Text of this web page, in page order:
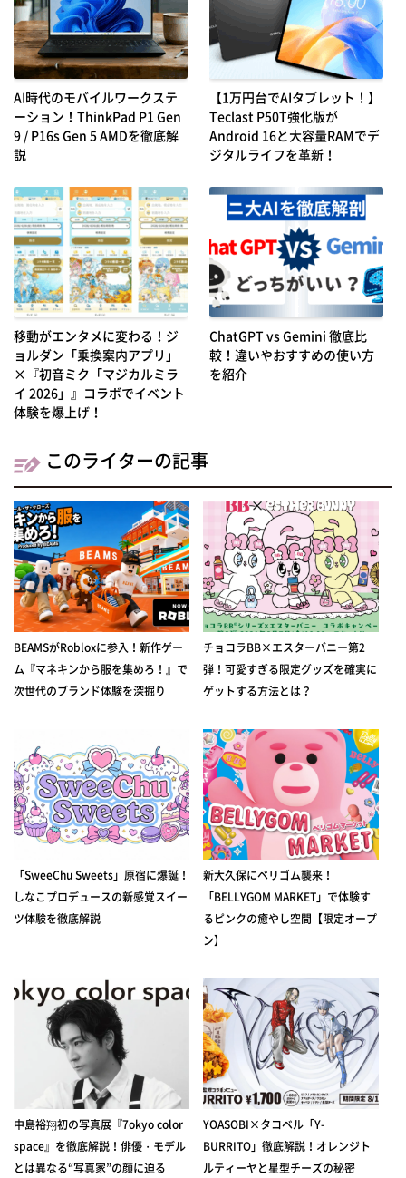
AI時代のモバイルワークステ
ーション！ThinkPad P1 Gen
9 / P16s Gen 5 AMDを徹底解
説
【1万円台でAIタブレット！】
Teclast P50T強化版が
Android 16と大容量RAMでデ
ジタルライフを革新！
移動がエンタメに変わる！ジ
ョルダン「乗換案内アプリ」
×『初音ミク「マジカルミラ
イ 2026」』コラボでイベント
体験を爆上げ！
ChatGPT vs Gemini 徹底比
較！違いやおすすめの使い方
を紹介
このライターの記事
BEAMSがRobloxに参入！新作ゲー
ム『マネキンから服を集めろ！』で
次世代のブランド体験を深掘り
チョコラBB×エスターバニー第2
弾！可愛すぎる限定グッズを確実に
ゲットする方法とは？
「SweeChu Sweets」原宿に爆誕！
しなこプロデュースの新感覚スイー
ツ体験を徹底解説
新大久保にベリゴム襲来！
「BELLYGOM MARKET」で体験す
るピンクの癒やし空間【限定オープ
ン】
中島裕翔初の写真展『7okyo color
space』を徹底解説！俳優・モデル
とは異なる“写真家”の顔に迫る
YOASOBI×タコベル「Y-
BURRITO」徹底解説！オレンジト
ルティーヤと星型チーズの秘密